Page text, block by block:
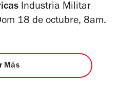
Industria Militar
18 de octubre, 8am.
Más